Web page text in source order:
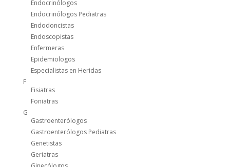
Endocrinólogos
Endocrinólogos Pediatras
Endodoncistas
Endoscopistas
Enfermeras
Epidemiologos
Especialistas en Heridas
F
Fisiatras
Foniatras
G
Gastroenterólogos
Gastroenterólogos Pediatras
Genetistas
Geriatras